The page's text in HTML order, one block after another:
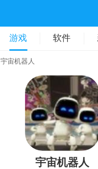
游戏 软件
宇宙机器人
动作格斗 休闲益智
卡牌对战 音乐舞
挂机养成
宇宙机器人